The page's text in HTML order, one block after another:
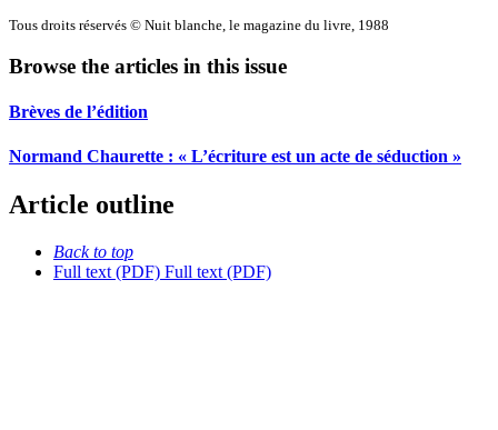
Tous droits réservés © Nuit blanche, le magazine du livre, 1988
Browse the articles in this issue
Brèves de l’édition
Normand Chaurette : « L’écriture est un acte de séduction »
Article outline
Back to top
Full text (PDF) Full text (PDF)